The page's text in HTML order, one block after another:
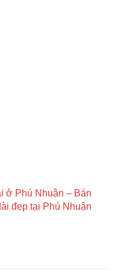
ở Phú Nhuận – Bán
đẹp tại Phú Nhuận